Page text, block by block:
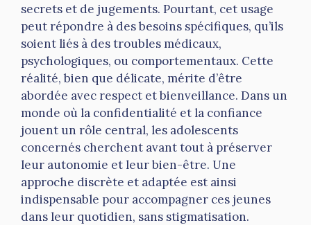
secrets et de jugements. Pourtant, cet usage
peut répondre à des besoins spécifiques, qu’ils
soient liés à des troubles médicaux,
psychologiques, ou comportementaux. Cette
réalité, bien que délicate, mérite d’être
abordée avec respect et bienveillance. Dans un
monde où la confidentialité et la confiance
jouent un rôle central, les adolescents
concernés cherchent avant tout à préserver
leur autonomie et leur bien-être. Une
approche discrète et adaptée est ainsi
indispensable pour accompagner ces jeunes
dans leur quotidien, sans stigmatisation.